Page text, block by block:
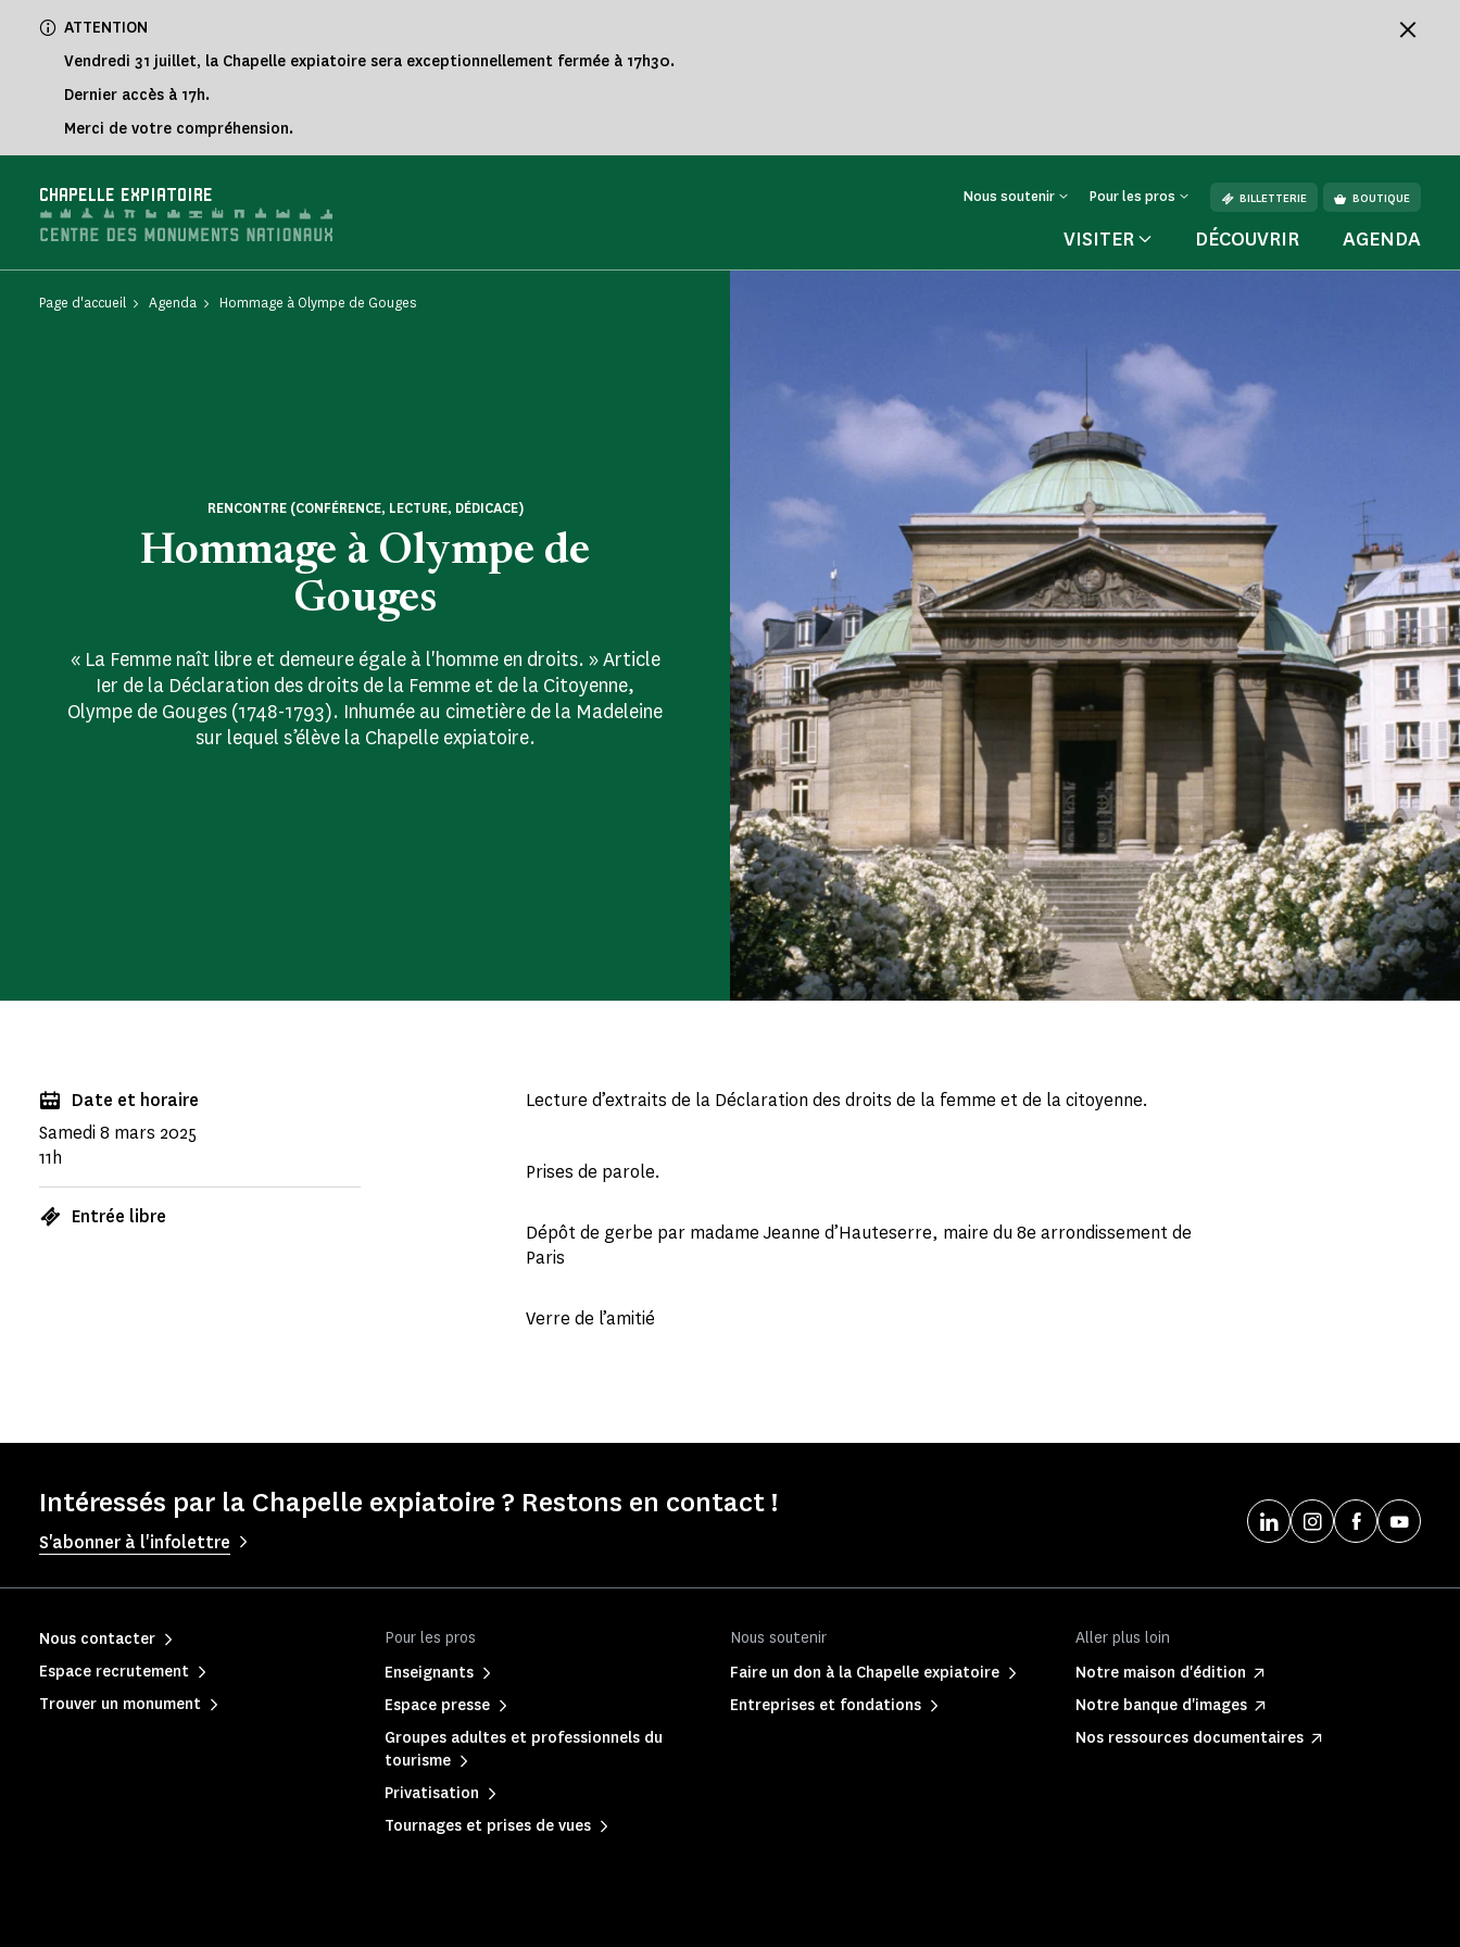
ATTENTION
Vendredi 31 juillet, la Chapelle expiatoire sera exceptionnellement fermée à 17h30.
Dernier accès à 17h.
Merci de votre compréhension.
CHAPELLE EXPIATOIRE Nous soutenir Pour les pros BILLETTERIE BOUTIQUE
VISITER DÉCOUVRIR AGENDA
Page d'accueil Agenda Hommage à Olympe de Gouges
Hommage à Olympe de
Gouges
RENCONTRE (CONFÉRENCE, LECTURE, DÉDICACE)
« La Femme naît libre et demeure égale à l'homme en droits. » Article
Ier de la Déclaration des droits de la Femme et de la Citoyenne,
Olympe de Gouges (1748-1793). Inhumée au cimetière de la Madeleine
sur lequel s’élève la Chapelle expiatoire.
Date et horaire
Samedi 8 mars 2025
11h
Entrée libre
Lecture d’extraits de la Déclaration des droits de la femme et de la citoyenne.
Prises de parole.
Dépôt de gerbe par madame Jeanne d’Hauteserre, maire du 8e arrondissement de
Paris
Verre de l’amitié
Intéressés par la Chapelle expiatoire ? Restons en contact !
S'abonner à l'infolettre
Pour les pros
Enseignants
Espace presse
Groupes adultes et professionnels du
tourisme
Privatisation
Tournages et prises de vues
Nous soutenir
Faire un don à la Chapelle expiatoire
Entreprises et fondations
Aller plus loin
Notre maison d'édition
Notre banque d'images
Nos ressources documentaires
Nous contacter
Espace recrutement
Trouver un monument